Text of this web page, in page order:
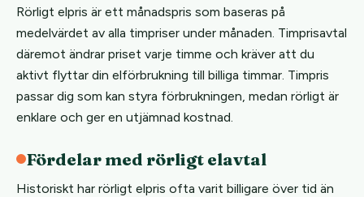
Rörligt elpris är ett månadspris som baseras på
medelvärdet av alla timpriser under månaden. Timprisavtal
däremot ändrar priset varje timme och kräver att du
aktivt flyttar din elförbrukning till billiga timmar. Timpris
passar dig som kan styra förbrukningen, medan rörligt är
enklare och ger en utjämnad kostnad.
Fördelar med rörligt elavtal
Historiskt har rörligt elpris ofta varit billigare över tid än